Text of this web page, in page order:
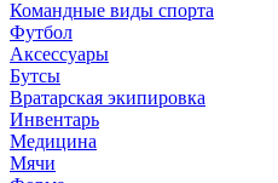
Командные виды спорта
Футбол
Аксессуары
Бутсы
Вратарская экипировка
Инвентарь
Медицина
Мячи